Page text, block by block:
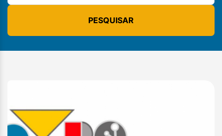
PESQUISAR